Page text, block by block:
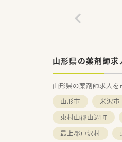
山形県の薬剤師
山形県の薬剤師求人を
山形市
米沢市
東村山郡山辺町
最上郡戸沢村